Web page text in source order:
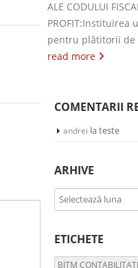
ALE CODULUI
PROFIT:Instituirea
pentru plătitorii de
read more
COMENTARII
andrei lateste
ARHIVE
Arhive
ETICHETE
BITM